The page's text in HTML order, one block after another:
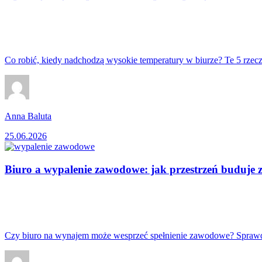
Co robić, kiedy nadchodzą wysokie temperatury w biurze? Te 5
Anna Baluta
25.06.2026
Biuro a wypalenie zawodowe: jak przestrzeń buduje
Czy biuro na wynajem może wesprzeć spełnienie zawodowe?